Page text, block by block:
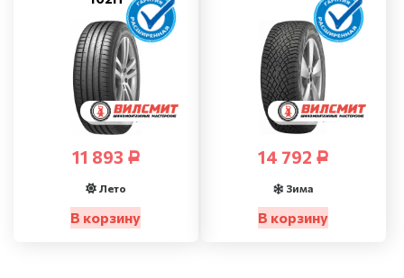
11 893 Р
Лето
В корзину
14 792 Р
Зима
В корзину